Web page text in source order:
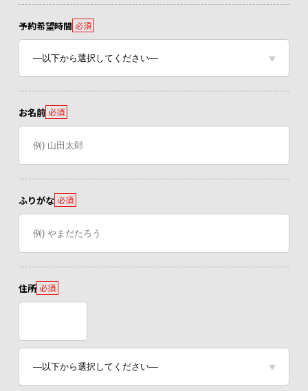
予約希望時間 必須
お名前 必須
ふりがな 必須
住所 必須